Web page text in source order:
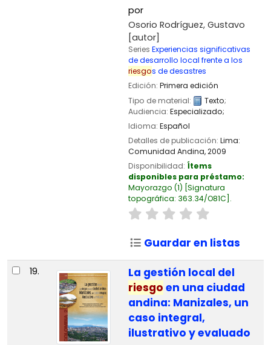
por
Osorio Rodríguez, Gustavo
[autor]
Series Experiencias significativas
de desarrollo local frente a los
riesgos de desastres
Edición: Primera edición
Tipo de material:
Texto;
Audiencia: Especializado;
Idioma: Español
Detalles de publicación: Lima:
Comunidad Andina,2009
Disponibilidad: Ítems
disponibles para préstamo:
Mayorazgo (1) Signatura
topográfica: 363.34/O81C .
Guardar en listas
19.
La gestión local del
riesgo en una ciudad
andina: Manizales, un
caso integral,
ilustrativo y evaluado